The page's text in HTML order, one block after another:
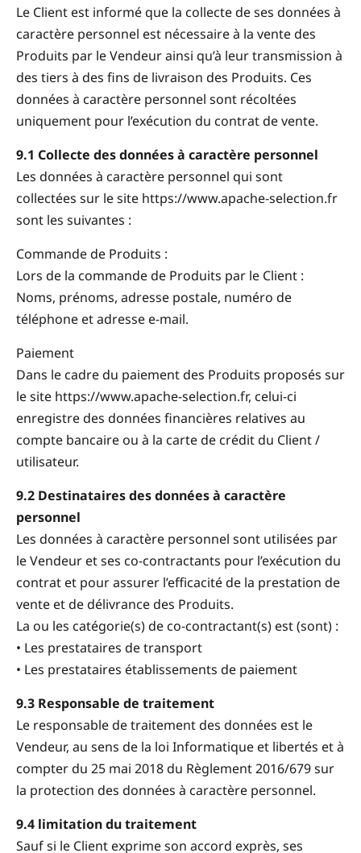
Le Client est informé que la collecte de ses données à
caractère personnel est nécessaire à la vente des
Produits par le Vendeur ainsi qu’à leur transmission à
des tiers à des fins de livraison des Produits. Ces
données à caractère personnel sont récoltées
uniquement pour l’exécution du contrat de vente.
9.1 Collecte des données à caractère personnel
Les données à caractère personnel qui sont
collectées sur le site https://www.apache-selection.fr
sont les suivantes :
Commande de Produits :
Lors de la commande de Produits par le Client :
Noms, prénoms, adresse postale, numéro de
téléphone et adresse e-mail.
Paiement
Dans le cadre du paiement des Produits proposés sur
le site https://www.apache-selection.fr, celui-ci
enregistre des données financières relatives au
compte bancaire ou à la carte de crédit du Client /
utilisateur.
9.2 Destinataires des données à caractère
personnel
Les données à caractère personnel sont utilisées par
le Vendeur et ses co-contractants pour l’exécution du
contrat et pour assurer l’efficacité de la prestation de
vente et de délivrance des Produits.
La ou les catégorie(s) de co-contractant(s) est (sont) :
• Les prestataires de transport
• Les prestataires établissements de paiement
9.3 Responsable de traitement
Le responsable de traitement des données est le
Vendeur, au sens de la loi Informatique et libertés et à
compter du 25 mai 2018 du Règlement 2016/679 sur
la protection des données à caractère personnel.
9.4 limitation du traitement
Sauf si le Client exprime son accord exprès, ses